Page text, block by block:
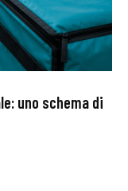
uno schema di